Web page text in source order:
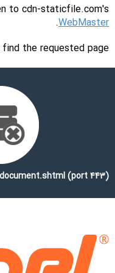
to cdn-staticfile.com's
WebMaster
.
the requested page:
(port 443)